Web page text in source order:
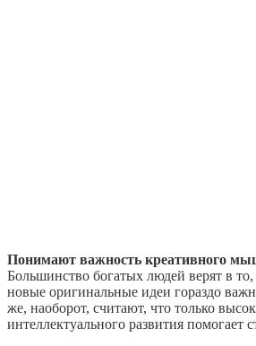
Понимают важность креативного
Большинство богатых людей верят в то,
новые оригинальные идеи гораздо
же, наоборот, считают, что только
интеллектуального развития помогает